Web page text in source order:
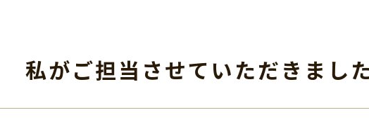
私がご担当させていただきまし